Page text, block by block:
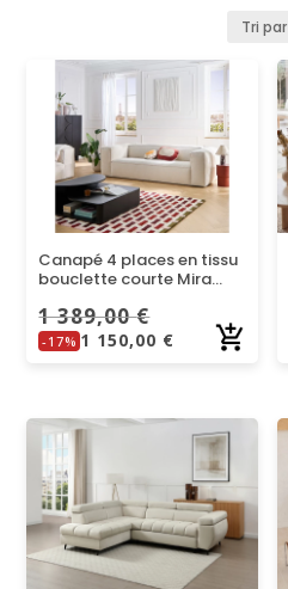
Canapé 4 places en tissu
bouclette courte Mira
Design
1 389,00€
-17% 1 150,00 €